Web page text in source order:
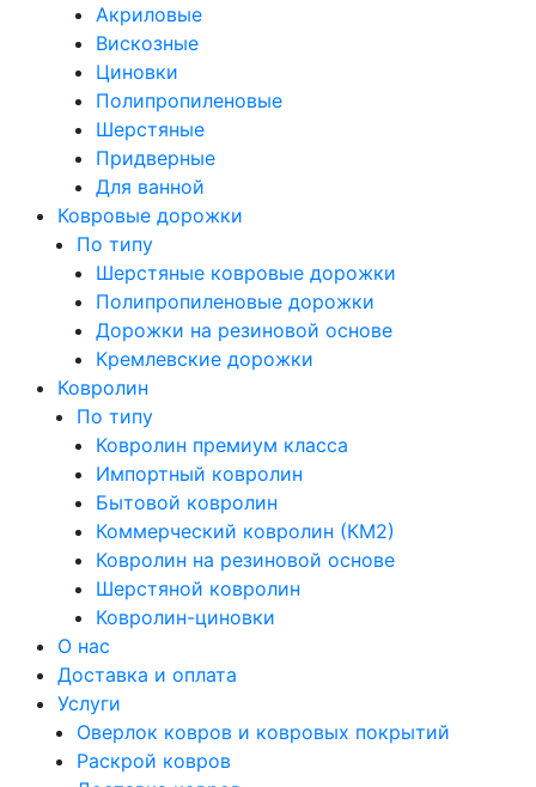
Акриловые
Вискозные
Циновки
Полипропиленовые
Шерстяные
Придверные
Для ванной
Ковровые дорожки
По типу
Шерстяные ковровые дорожки
Полипропиленовые дорожки
Дорожки на резиновой основе
Кремлевские дорожки
Ковролин
По типу
Ковролин премиум класса
Импортный ковролин
Бытовой ковролин
Коммерческий ковролин (КМ2)
Ковролин на резиновой основе
Шерстяной ковролин
Ковролин-циновки
О нас
Доставка и оплата
Услуги
Оверлок ковров и ковровых покрытий
Раскрой ковров